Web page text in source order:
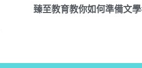
臻至教育教你如何準備文